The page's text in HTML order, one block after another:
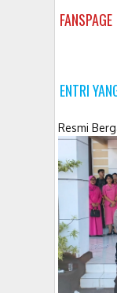
FANSPAGE
ENTRI
Resmi